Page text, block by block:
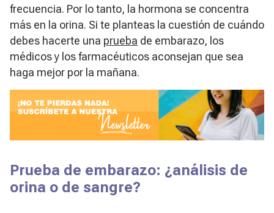
frecuencia. Por lo tanto, la hormona se concentra
más en la orina. Si te planteas la cuestión de cuándo
debes hacerte una prueba de embarazo, los
médicos y los farmacéuticos aconsejan que sea
haga mejor por la mañana.
Prueba de embarazo: ¿análisis de
orina o de sangre?